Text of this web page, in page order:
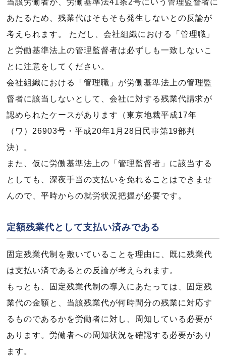
当該労働者が、労働基準法41条2号にいう管理監督者に
あたるため、残業代はそもそも発生しないとの反論が
考えられます。 ただし、会社組織における「管理職」
と労働基準法上の管理監督者は必ずしも一致しないこ
とに注意をしてください。
会社組織における「管理職」が労働基準法上の管理監
督者に該当しないとして、会社に対する残業代請求が
認められたケースがあります（東京地裁平成17年
（ワ）26903号・平成20年1月28日民事第19部判
決）。
また、仮に労働基準法上の「管理監督者」に該当する
としても、深夜手当の支払いを免れることはできませ
んので、平時からの就労状況把握が必要です。
定額残業代として支払い済みである
固定残業代制を敷いていることを理由に、既に残業代
は支払い済であるとの反論が考えられます。
もっとも、固定残業代制の導入にあたっては、固定残
業代の金額と、当該残業代が何時間分の残業に対応す
るものであるかを労働者に対し、周知している必要が
あります。労働者への周知状況を確認する必要があり
ます。